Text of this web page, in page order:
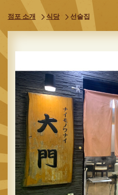
점포 소개 식당 선술집